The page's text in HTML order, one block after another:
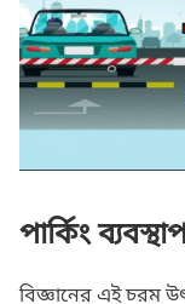
পার্কিং
বিজ্ঞানের এই চরম